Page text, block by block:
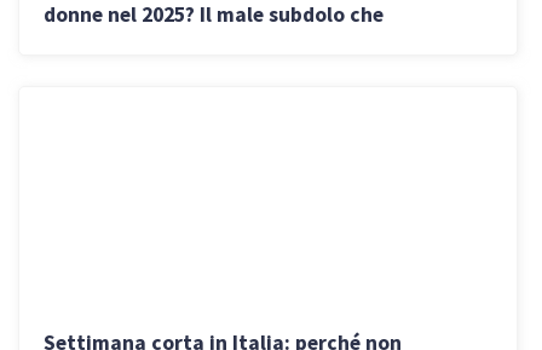
donne nel 2025? Il male subdolo che
Settimana corta in Italia: perché non